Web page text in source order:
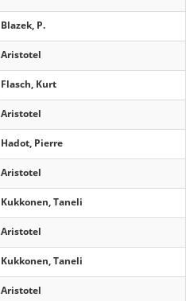
Blazek, P.
Aristotel
Flasch, Kurt
Aristotel
Hadot, Pierre
Aristotel
Kukkonen, Taneli
Aristotel
Kukkonen, Taneli
Aristotel